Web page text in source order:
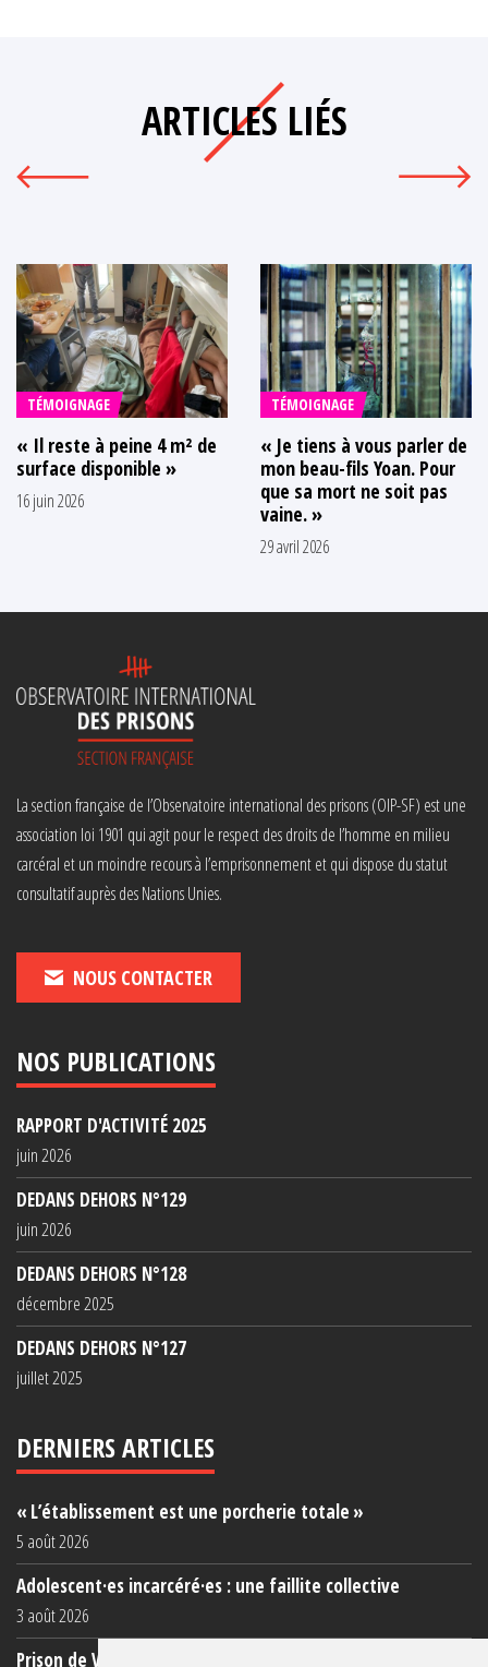
ARTICLES LIÉS
TÉMOIGNAGE
« Il reste à peine 4 m² de
surface disponible »
16 juin 2026
TÉMOIGNAGE
« Je tiens à vous parler de
mon beau-fils Yoan. Pour
que sa mort ne soit pas
vaine. »
29 avril 2026
La section française de l’Observatoire international des prisons (OIP-SF) est une
association loi 1901 qui agit pour le respect des droits de l’homme en milieu
carcéral et un moindre recours à l’emprisonnement et qui dispose du statut
consultatif auprès des Nations Unies.
NOUS CONTACTER
NOS PUBLICATIONS
RAPPORT D'ACTIVITÉ 2025
juin 2026
DEDANS DEHORS N°129
juin 2026
DEDANS DEHORS N°128
décembre 2025
DEDANS DEHORS N°127
juillet 2025
DERNIERS ARTICLES
« L’établissement est une porcherie totale »
5 août 2026
Adolescent·es incarcéré·es : une faillite collective
3 août 2026
Prison de Vendin-le-Vieil : témoignage de familles sur les